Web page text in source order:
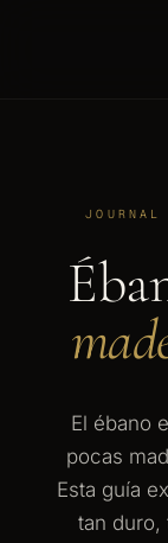
El ébano
pocas
Esta guía
tan duro,